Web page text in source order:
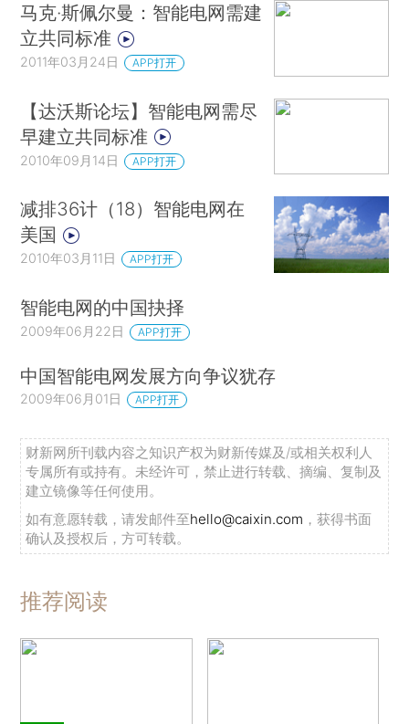
马克·斯佩尔曼：智能电网需建
立共同标准
2011年03月24日 APP打开
【达沃斯论坛】智能电网需尽
早建立共同标准
2010年09月14日 APP打开
减排36计（18）智能电网在
美国
2010年03月11日 APP打开
智能电网的中国抉择
2009年06月22日 APP打开
中国智能电网发展方向争议犹存
2009年06月01日 APP打开
财新网所刊载内容之知识产权为财新传媒及/或相关权利人
专属所有或持有。未经许可，禁止进行转载、摘编、复制及
建立镜像等任何使用。
如有意愿转载，请发邮件至hello@caixin.com ，获得书面
确认及授权后，方可转载。
推荐阅读